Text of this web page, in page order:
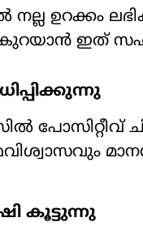
നല്ല ഉറക്കം
കുറയാൻ ഇത്
പോസിറ്റീവ്
കൂട്ടുന്നു